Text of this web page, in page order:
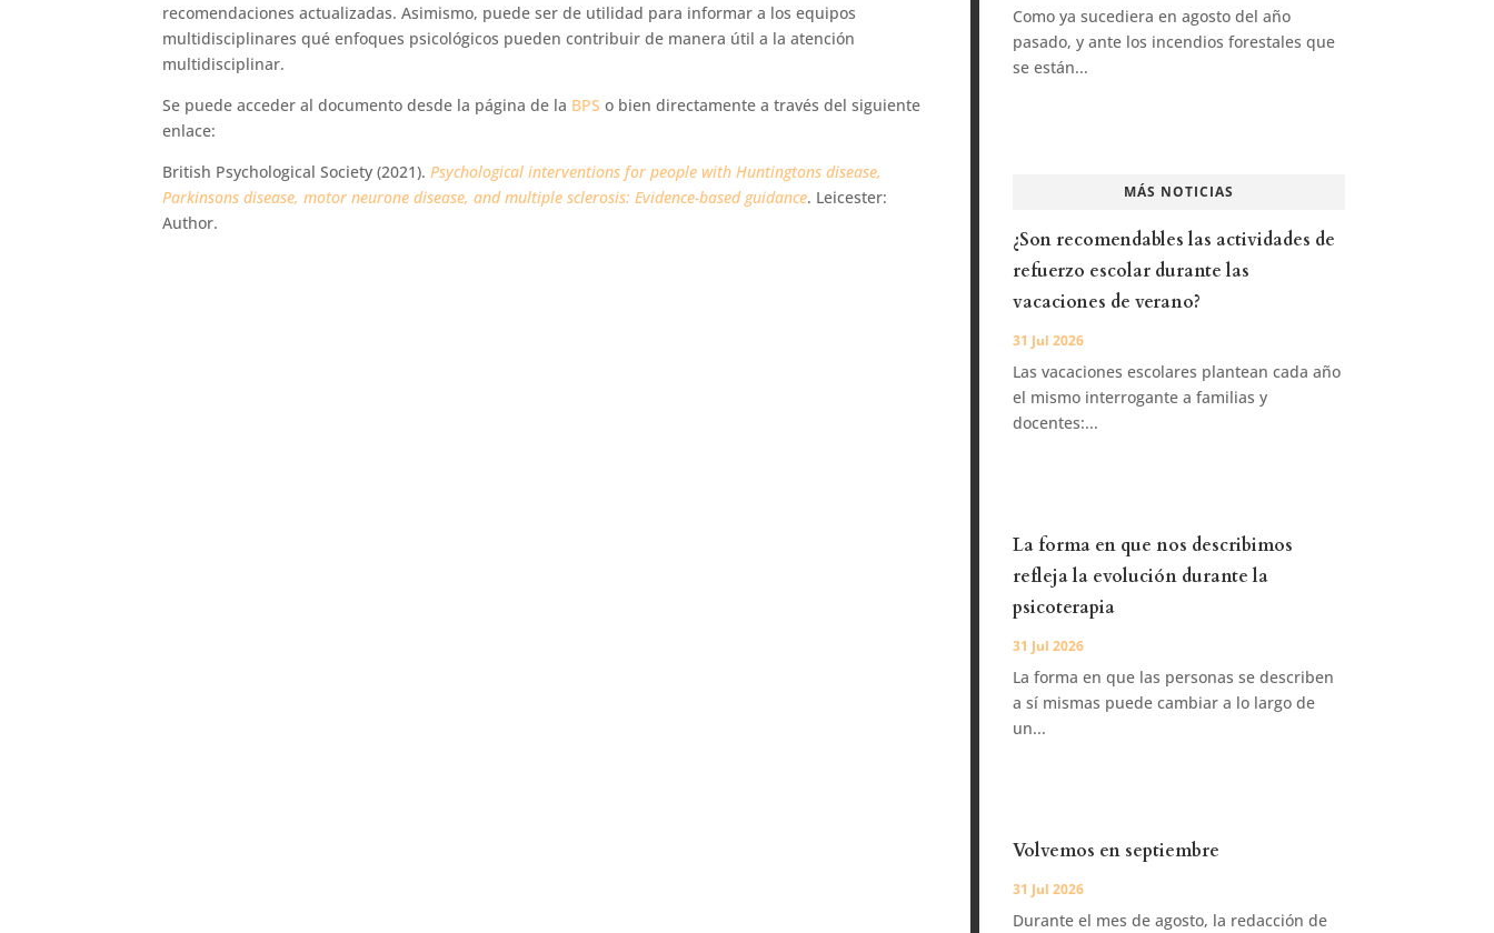
recomendaciones actualizadas. Asimismo, puede ser de utilidad para informar a los equipos
multidisciplinares qué enfoques psicológicos pueden contribuir de manera útil a la atención
multidisciplinar.
Se puede acceder al documento desde la página de la BPS o bien directamente a través del siguiente
enlace:
British Psychological Society (2021). Psychological interventions for people with Huntingtons disease,
Parkinsons disease, motor neurone disease, and multiple sclerosis: Evidence-based guidance. Leicester:
Author.
Como ya sucediera en agosto del año
pasado, y ante los incendios forestales que
se están...
MÁS NOTICIAS
¿Son recomendables las actividades de
refuerzo escolar durante las
vacaciones de verano?
31 Jul 2026
Las vacaciones escolares plantean cada año
el mismo interrogante a familias y
docentes:...
La forma en que nos describimos
refleja la evolución durante la
psicoterapia
31 Jul 2026
La forma en que las personas se describen
a sí mismas puede cambiar a lo largo de
un...
Volvemos en septiembre
31 Jul 2026
Durante el mes de agosto, la redacción de